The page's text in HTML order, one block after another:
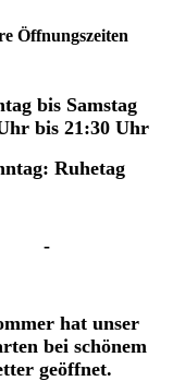
Öffnungszeiten
bis Samstag
bis 21:30 Uhr
Ruhetag
-
hat unser
bei schönem
geöffnet.